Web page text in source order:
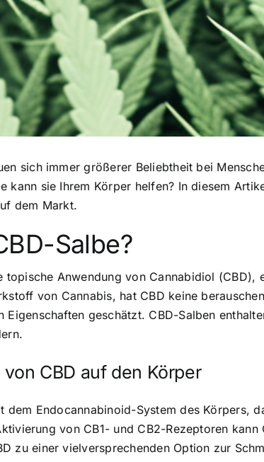
sich immer größerer Beliebtheit bei
kann sie Ihrem Körper helfen? In diesem
dem Markt.
Salbe?
topische Anwendung von Cannabidiol
von Cannabis, hat CBD keine
Eigenschaften geschätzt. CBD-Salben
CBD auf den Körper
dem Endocannabinoid-System des Körpers,
von CB1- und CB2-Rezeptoren
zu einer vielversprechenden Option zur